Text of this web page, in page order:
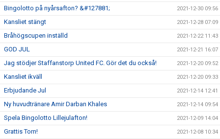
Bingolotto på nyårsafton? &#127881; 2021-12-30 09:56
Kansliet stängt 2021-12-28 07:09
Bråhögscupen inställd 2021-12-22 11:43
GOD JUL 2021-12-21 16:07
Jag stödjer Staffanstorp United FC. Gör det du också! 2021-12-20 09:52
Kansliet ikväll 2021-12-20 09:33
Erbjudande Jul 2021-12-14 12:41
Ny huvudtränare Amir Darban Khales 2021-12-14 09:54
Spela Bingolotto Lillejulafton! 2021-12-09 14:04
Grattis Torn! 2021-12-08 10:34